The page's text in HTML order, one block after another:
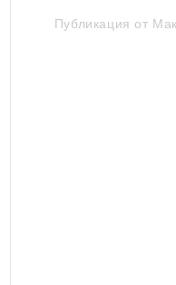
Публикация от